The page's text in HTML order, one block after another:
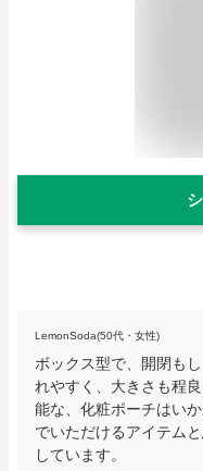
LemonSoda(50代・女性)
ボックス型で、開閉も
れやすく、大きさも程
能な、化粧ポーチはい
でいただけるアイテム
しています。